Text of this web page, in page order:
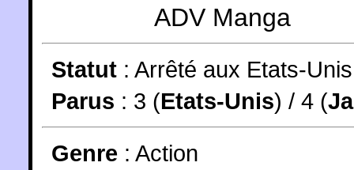
ADV Manga
Statut : Arrêté aux Etats-
Parus : 3 (Etats-Unis) / 4 (
Genre : Action